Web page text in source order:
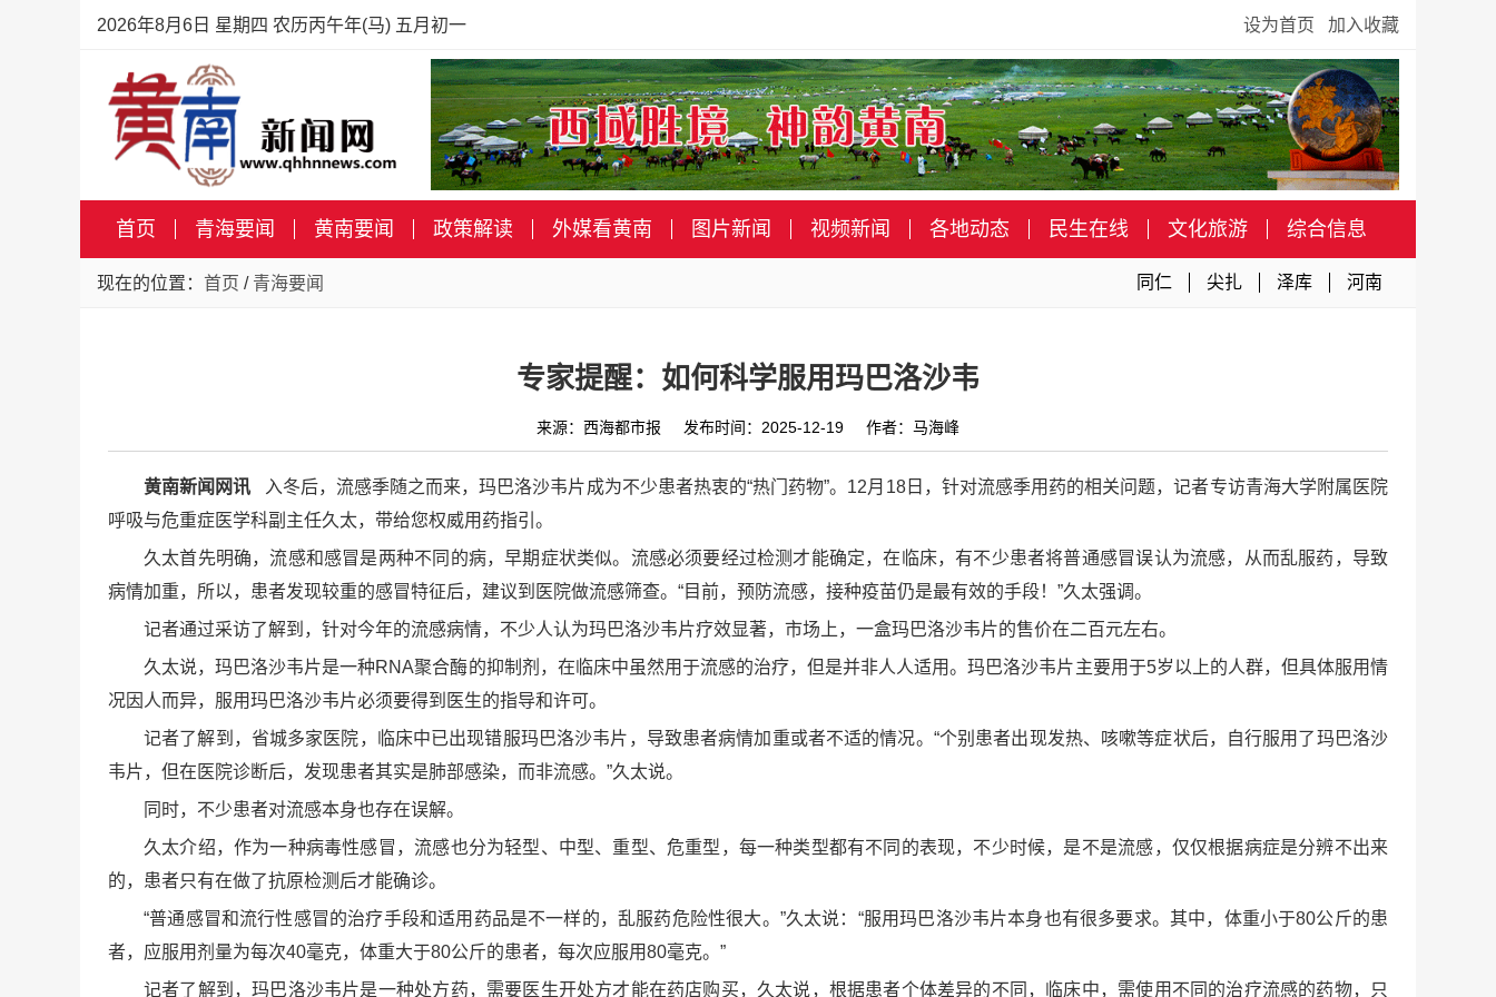
2026年8月6日 星期四 农历丙午年(马) 五月初一 设为首页 加入收藏
首页 青海要闻 黄南要闻 政策解读 外媒看黄南 图片新闻 视频新闻 各地动态 民生在线 文化旅游 综合信息
现在的位置： 首页 / 青海要闻 同仁 尖扎 泽库 河南
专家提醒：如何科学服用玛巴洛沙韦
来源：西海都市报 发布时间：2025-12-19 作者：马海峰
黄南新闻网讯
入冬后，流感季随之而来，玛巴洛沙韦片成为不少患者热衷的“热门药物”。12月18日，针对流感季用药的相关问题，记者专访青海大学附属医院
呼吸与危重症医学科副主任久太，带给您权威用药指引。
久太首先明确，流感和感冒是两种不同的病，早期症状类似。流感必须要经过检测才能确定，在临床，有不少患者将普通感冒误认为流感，从而乱服药，导致
病情加重，所以，患者发现较重的感冒特征后，建议到医院做流感筛查。“目前，预防流感，接种疫苗仍是最有效的手段！”久太强调。
记者通过采访了解到，针对今年的流感病情，不少人认为玛巴洛沙韦片疗效显著，市场上，一盒玛巴洛沙韦片的售价在二百元左右。
久太说，玛巴洛沙韦片是一种RNA聚合酶的抑制剂，在临床中虽然用于流感的治疗，但是并非人人适用。玛巴洛沙韦片主要用于5岁以上的人群，但具体服用情
况因人而异，服用玛巴洛沙韦片必须要得到医生的指导和许可。
记者了解到，省城多家医院，临床中已出现错服玛巴洛沙韦片，导致患者病情加重或者不适的情况。“个别患者出现发热、咳嗽等症状后，自行服用了玛巴洛沙
韦片，但在医院诊断后，发现患者其实是肺部感染，而非流感。”久太说。
同时，不少患者对流感本身也存在误解。
久太介绍，作为一种病毒性感冒，流感也分为轻型、中型、重型、危重型，每一种类型都有不同的表现，不少时候，是不是流感，仅仅根据病症是分辨不出来
的，患者只有在做了抗原检测后才能确诊。
“普通感冒和流行性感冒的治疗手段和适用药品是不一样的，乱服药危险性很大。”久太说：“服用玛巴洛沙韦片本身也有很多要求。其中，体重小于80公斤的患
者，应服用剂量为每次40毫克，体重大于80公斤的患者，每次应服用80毫克。”
记者了解到，玛巴洛沙韦片是一种处方药，需要医生开处方才能在药店购买，久太说，根据患者个体差异的不同，临床中，需使用不同的治疗流感的药物，只